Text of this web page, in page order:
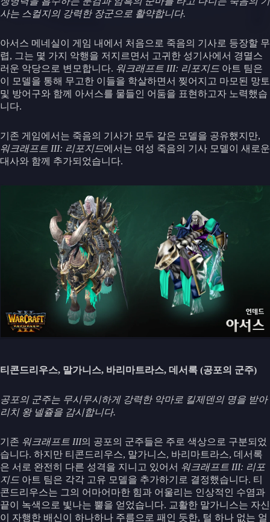
사는 스컬지의 강력한 장군으로 활약합니다.
아서스 메네실이 게임 내에서 처음으로 죽음의 기사로 등장할 무
렵, 그는 몇 가지 악행을 저지르면서 고귀한 성기사에서 경멸스
러운 악당으로 변모합니다. 워크래프트 III: 리포지드 아트 팀은
이 모델을 통해 무고한 이들을 학살하면서 찢어지고 마모된 망토
및 방어구와 함께 아서스를 물들인 어둠을 표현하고자 노력했습
니다.
기존 게임에서는 죽음의 기사가 모두 같은 모델을 공유했지만,
워크래프트 III: 리포지드에서는 여성 죽음의 기사 모델이 새로운
대사와 함께 추가되었습니다.
티콘드리우스, 말가니스, 바리마트라스, 데서록 (공포의 군주)
공포의 군주는 무시무시하게 강력한 악마로 킬제덴의 명을 받아
리치 왕 넬쥴을 감시합니다.
기존 워크래프트 III의 공포의 군주들은 주로 색상으로 구분되었
습니다. 하지만 티콘드리우스, 말가니스, 바리마트라스, 데서록
은 서로 완전히 다른 성격을 지니고 있어서 워크래프트 III: 리포
지드 아트 팀은 각각 고유 모델을 추가하기로 결정했습니다. 티
콘드리우스는 그의 어마어마한 힘과 어울리는 인상적인 수염과
끝이 녹색으로 빛나는 뿔을 얻었습니다. 교활한 말가니스는 자신
이 자행한 배신이 하나하나 주름으로 패인 듯한, 털 하나 없는 얼